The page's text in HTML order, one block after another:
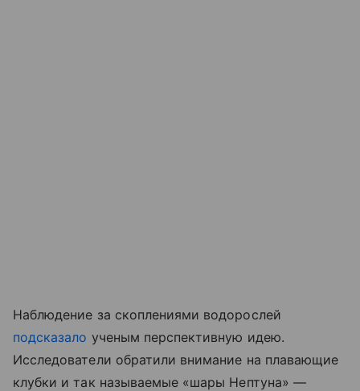
Наблюдение за скоплениями водорослей
подсказало ученым перспективную идею.
Исследователи обратили внимание на плавающие
клубки и так называемые «шары Нептуна» —